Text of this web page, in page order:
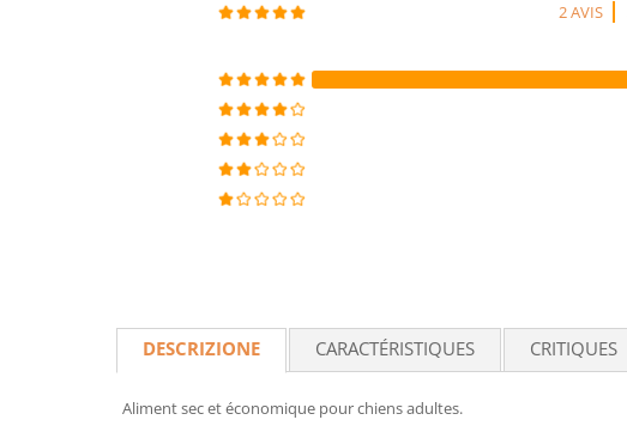
2 AVIS
DESCRIZIONE CARACTÉRISTIQUES CRITIQUES
Aliment sec et économique pour chiens adultes.